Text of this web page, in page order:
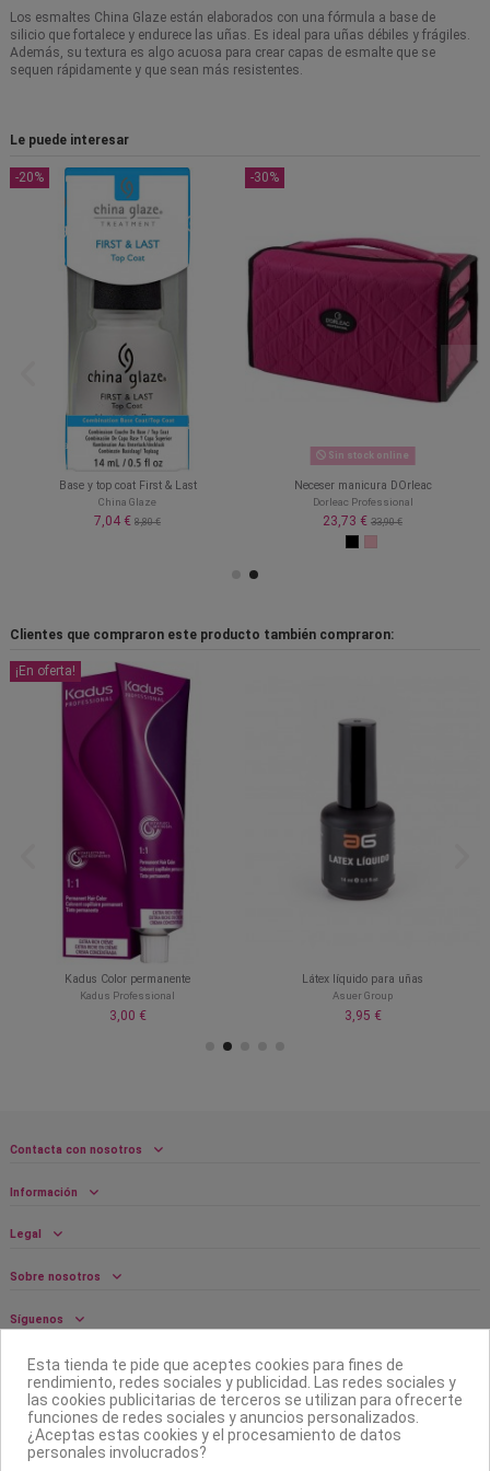
Los esmaltes China Glaze están elaborados con una fórmula a base de
silicio que fortalece y endurece las uñas. Es ideal para uñas débiles y frágiles.
Además, su textura es algo acuosa para crear capas de esmalte que se
sequen rápidamente y que sean más resistentes.
Le puede interesar
-20%
Base y top coat First & Last
China Glaze
7,04 € 8,80 €
-30%
Sin stock online
Neceser manicura DOrleac
Dorleac Professional
23,73 € 33,90 €
Clientes que compraron este producto también compraron:
¡En oferta!
Kadus Color permanente
Kadus Professional
3,00 €
Látex líquido para uñas
Asuer Group
3,95 €
Contacta con nosotros
Información
Legal
Sobre nosotros
Síguenos
Boletín
Esta tienda te pide que aceptes cookies para fines de
rendimiento, redes sociales y publicidad. Las redes sociales y
las cookies publicitarias de terceros se utilizan para ofrecerte
funciones de redes sociales y anuncios personalizados.
¿Aceptas estas cookies y el procesamiento de datos
personales involucrados?